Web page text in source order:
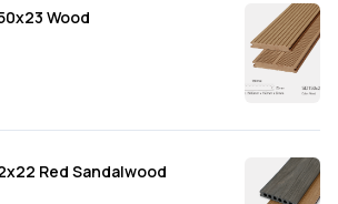
Wood
Red Sandalwood